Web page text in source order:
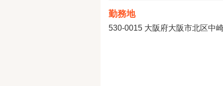
勤務地
530-0015 大阪府大阪市北区中